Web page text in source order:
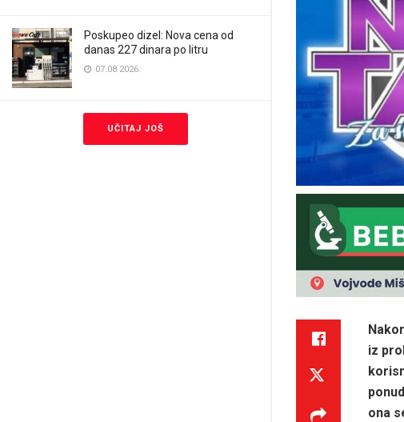
Poskupeo dizel: Nova cena od
danas 227 dinara po litru
07.08.2026.
UČITAJ JOŠ
iz
ona